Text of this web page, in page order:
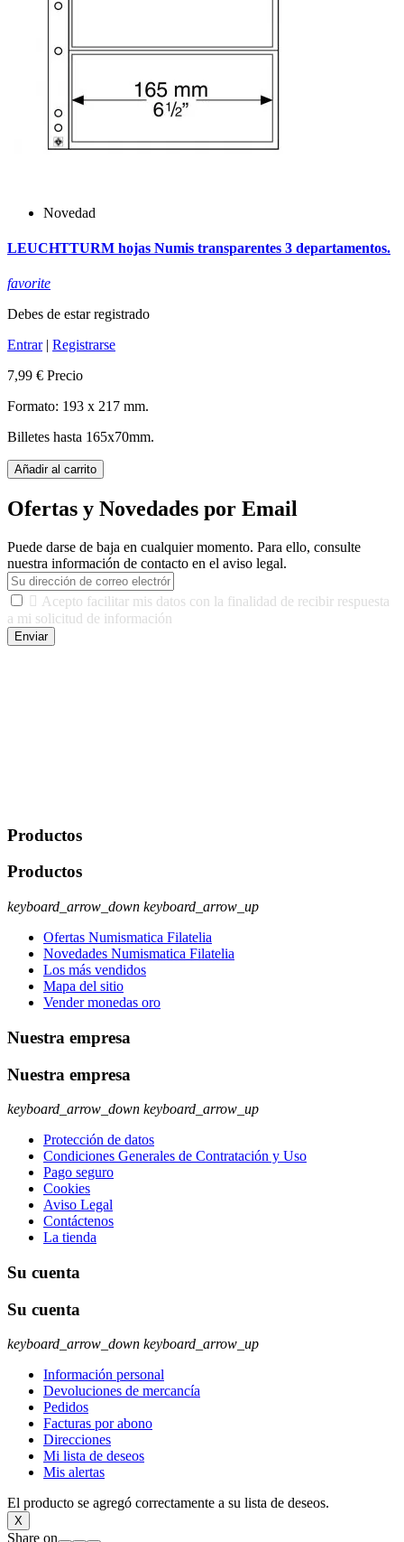
Novedad
LEUCHTTURM hojas Numis transparentes 3 departamentos.
favorite
Debes de estar registrado
Entrar| Registrarse
7,99 € Precio
Formato: 193 x 217 mm.
Billetes hasta 165x70mm.
Añadir al carrito
Ofertas y Novedades por Email
Puede darse de baja en cualquier momento. Para ello, consulte
nuestra información de contacto en el aviso legal.
 Acepto facilitar mis datos con la finalidad de recibir respuesta
a mi solicitud de información
Enviar
Productos
Productos
keyboard_arrow_down keyboard_arrow_up
Ofertas Numismatica Filatelia
Novedades Numismatica Filatelia
Los más vendidos
Mapa del sitio
Vender monedas oro
Nuestra empresa
Nuestra empresa
keyboard_arrow_down keyboard_arrow_up
Protección de datos
Condiciones Generales de Contratación y Uso
Pago seguro
Cookies
Aviso Legal
Contáctenos
La tienda
Su cuenta
Su cuenta
keyboard_arrow_down keyboard_arrow_up
Información personal
Devoluciones de mercancía
Pedidos
Facturas por abono
Direcciones
Mi lista de deseos
Mis alertas
El producto se agregó correctamente a su lista de deseos.
X
Share on